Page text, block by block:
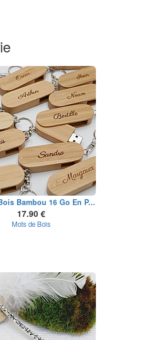
Bambou 16 Go En P...
17.90 €
Mots de Bois